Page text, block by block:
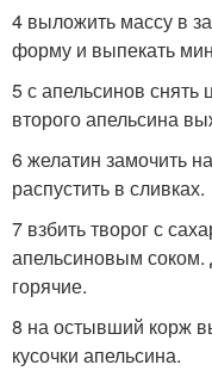
4 выложить массу в
форму и выпекать
5 с апельсинов снять
второго апельсина
6 желатин замочить
распустить в сливках.
7 взбить творог с
апельсиновым соком.
горячие.
8 на остывший корж
кусочки апельсина.